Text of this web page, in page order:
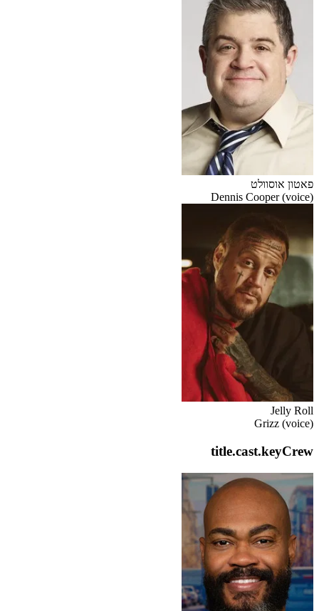
פאטון אוסוולט
Dennis Cooper (voice)
Jelly Roll
Grizz (voice)
title.cast.keyCrew